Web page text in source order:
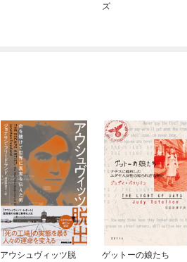
ズ
アウシュヴィッツ脱
ゲットーの娘たち